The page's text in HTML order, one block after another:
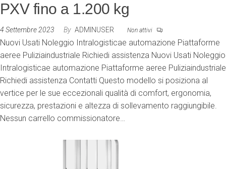
PXV fino a 1.200 kg
4 Settembre 2023 By ADMINUSER Non attivi
Nuovi Usati Noleggio Intralogisticae automazione Piattaforme
aeree Puliziaindustriale Richiedi assistenza Nuovi Usati Noleggio
Intralogisticae automazione Piattaforme aeree Puliziaindustriale
Richiedi assistenza Contatti Questo modello si posiziona al
vertice per le sue eccezionali qualità di comfort, ergonomia,
sicurezza, prestazioni e altezza di sollevamento raggiungibile.
Nessun carrello commissionatore…